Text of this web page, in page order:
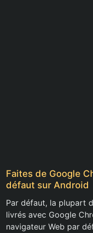
Faites de Google
défaut sur Android
Par défaut, la plupart
livrés avec Google
navigateur Web par